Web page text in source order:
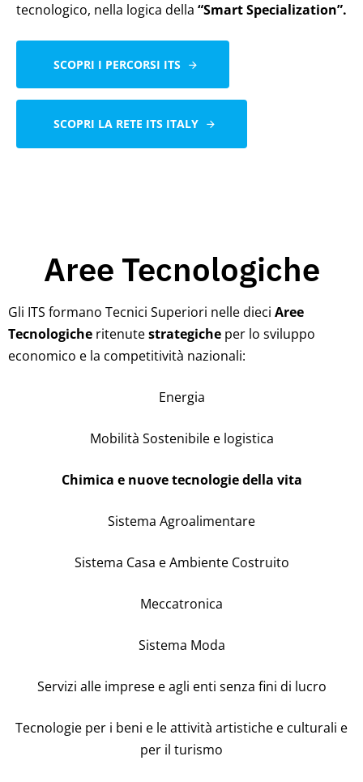
tecnologico, nella logica della “Smart Specialization”.
SCOPRI I PERCORSI ITS
SCOPRI LA RETE ITS ITALY
Aree Tecnologiche
Gli ITS formano Tecnici Superiori nelle dieci Aree
Tecnologiche ritenutestrategiche per lo sviluppo
economico e la competitività nazionali:
Energia
Mobilità Sostenibile e logistica
Chimica e nuove tecnologie della vita
Sistema Agroalimentare
Sistema Casa e Ambiente Costruito
Meccatronica
Sistema Moda
Servizi alle imprese e agli enti senza fini di lucro
Tecnologie per i beni e le attività artistiche e culturali e
per il turismo